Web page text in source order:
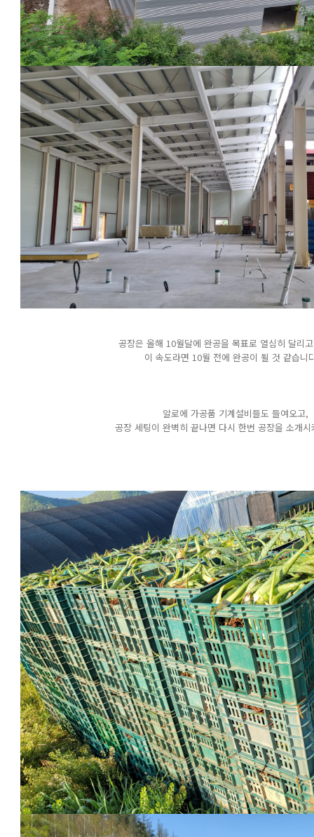
공장은 올해 10월달에 완공을 목표로 열심히 달리
이 속도라면 10월 전에 완공이 될 것 같습니
알로에 가공품 기계설비들도 들여오고,
공장 세팅이 완벽히 끝나면 다시 한번 공장을 소개